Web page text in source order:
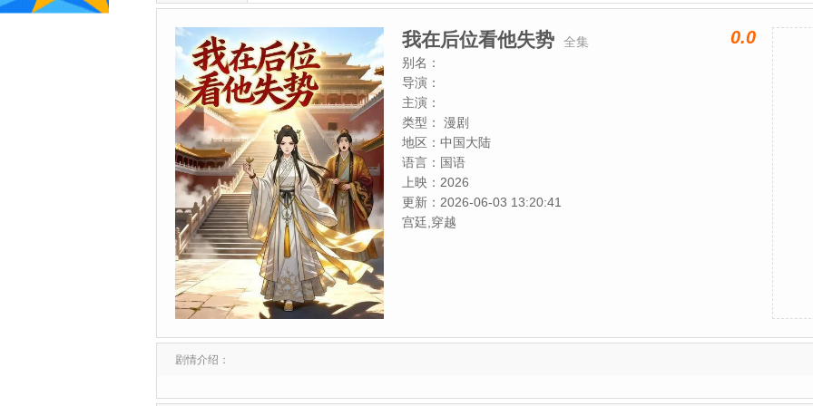
我在后位看他失势 全集 0.0
别名：
导演：
主演：
类型：
漫剧
地区： 中国大陆
语言： 国语
上映： 2026
更新： 2026-06-03 13:20:41
宫廷,穿越
剧情介绍：